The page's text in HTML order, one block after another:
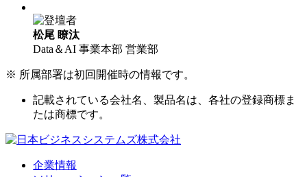
松尾 瞭汰
Data＆AI 事業本部 営業部
※ 所属部署は初回開催時の情報です。
記載されている会社名、製品名は、各社の登録商標ま
たは商標です。
企業情報